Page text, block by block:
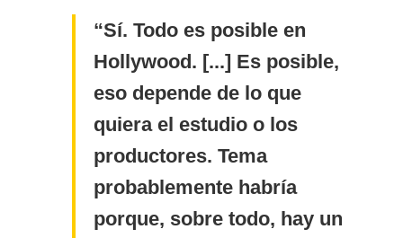
Sí. Todo es posible en
Hollywood. [...] Es posible,
eso depende de lo que
quiera el estudio o los
productores. Tema
probablemente habría
porque, sobre todo, hay un